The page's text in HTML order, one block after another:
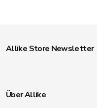
Allike Store Newsletter
Über Allike